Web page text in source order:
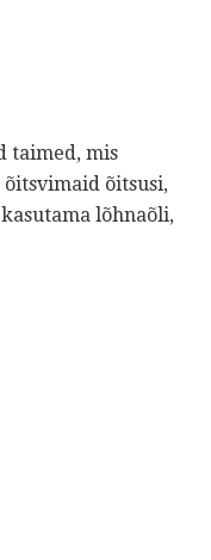
taimed, mis
õitsusi,
lõhnaõli,